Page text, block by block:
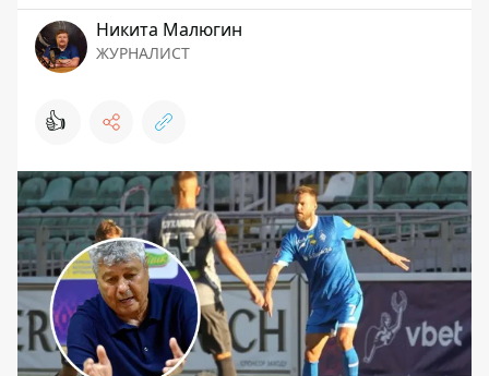
Никита Малюгин
ЖУРНАЛИСТ
👍